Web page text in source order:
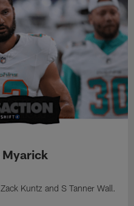
Myarick
Kuntz and S Tanner Wall.